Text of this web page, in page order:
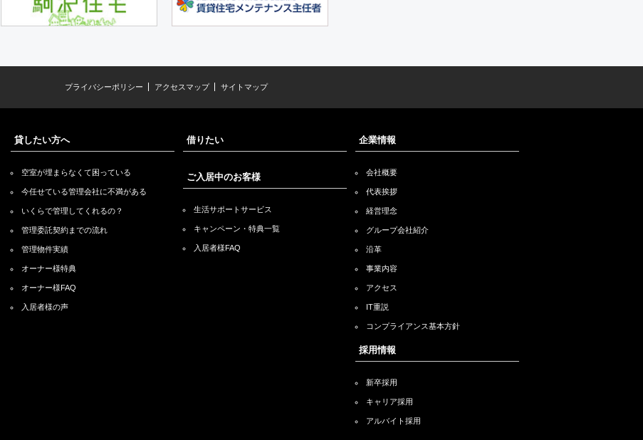
プライバシーポリシー アクセスマップ サイトマップ
貸したい方へ
空室が埋まらなくて困っている
今任せている管理会社に不満がある
いくらで管理してくれるの？
管理委託契約までの流れ
管理物件実績
オーナー様特典
オーナー様FAQ
入居者様の声
借りたい
ご入居中のお客様
生活サポートサービス
キャンペーン・特典一覧
入居者様FAQ
企業情報
会社概要
代表挨拶
経営理念
グループ会社紹介
沿革
事業内容
アクセス
IT重説
コンプライアンス基本方針
採用情報
新卒採用
キャリア採用
アルバイト採用